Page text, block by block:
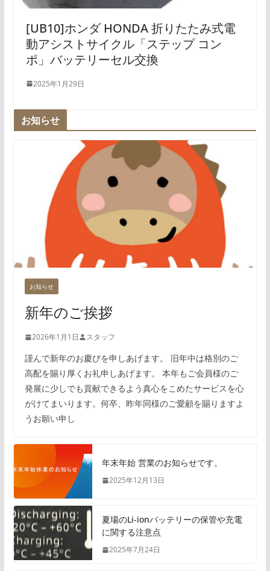
[UB10]ホンダ HONDA 折りたたみ式電
動アシストサイクル「ステップ コン
ポ」バッテリーセル交換
2025年1月29日
お知らせ
お知らせ
新年のご挨拶
2026年1月1日 スタッフ
謹んで新年のお慶びを申しあげます。 旧年中は格別のご
高配を賜り厚くお礼申しあげます。 本年もご会員様のご
発展に少しでも貢献できるよう真心をこめたサービスを心
がけてまいります。何卒、昨年同様のご愛顧を賜りますよ
うお願い申し
年末年始 営業のお知らせです。
2025年12月13日
夏場のLi-ionバッテリーの保管や充電
に関する注意点
2025年7月24日